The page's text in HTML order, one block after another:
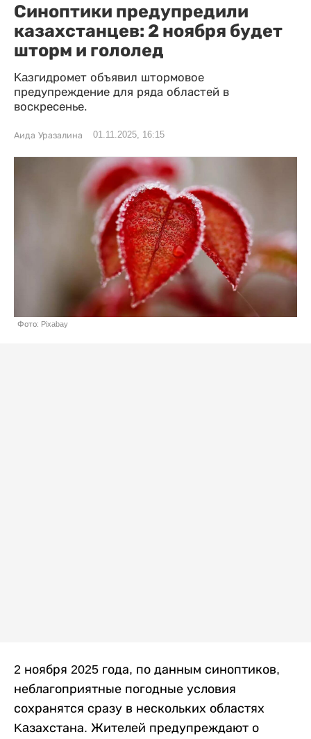
Cиноптики предупредили
казахстанцев: 2 ноября будет
шторм и гололед
Kaзгидромет объявил штормовое
предупреждение для ряда областей в
воскресенье.
Аида Уразалина 01.11.2025, 16:15
Фото: Pixabay
2 ноября 2025 года, по данным синоптиков,
неблагоприятные погодные условия
сохранятся сразу в нескольких областях
Kaзахстана. Жителей предупреждают о